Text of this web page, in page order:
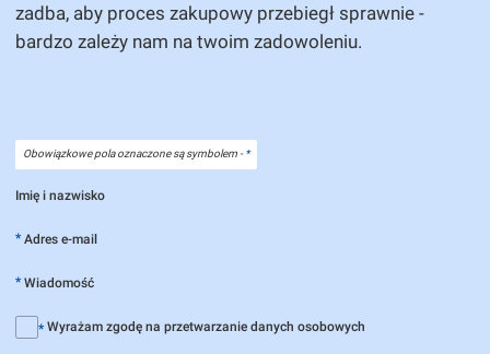
zadba, aby proces zakupowy przebiegł sprawnie -
bardzo zależy nam na twoim zadowoleniu.
Obowiązkowe pola oznaczone są symbolem -*
Imię i nazwisko
* Adres e-mail
* Wiadomość
* Wyrażam zgodę na przetwarzanie danych osobowych